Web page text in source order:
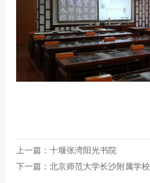
上一篇：十堰张湾阳光书院
下一篇：北京师范大学长沙附属学校